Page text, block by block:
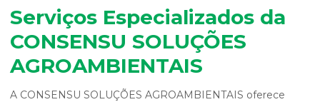
Serviços Especializados da
CONSENSU SOLUÇÕES
AGROAMBIENTAIS
A CONSENSU SOLUÇÕES AGROAMBIENTAIS oferece